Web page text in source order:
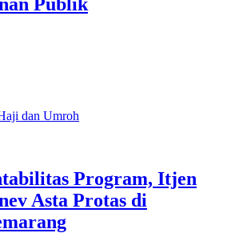
Publik
dan Umroh
Program, Itjen
Asta Protas di